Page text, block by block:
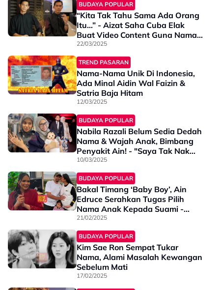
BUDAYA POPULAR
“Kita Tak Tahu Sama Ada Orang
Itu…” - Aizat Saha Cuba Elak
Buat Video Content Guna Nama
Selebriti, Hanya Mahu Fokus Hasil
Video Manfaat
22/03/2025
TREND PASARAN
Nama-Nama Unik Di Indonesia,
Ada Minal Aidin Wal Faizin &
Satria Baja Hitam
12/03/2025
BUDAYA POPULAR
Nabila Razali Belum Sedia Dedah
Nama & Wajah Anak, Bimbang
Penyakit Ain! - "Saya Tak Nak
Ambil Risiko"
10/03/2025
BUDAYA POPULAR
Bakal Timang ‘Baby Boy’, Ain
Edruce Serahkan Tugas Pilih
Nama Anak Kepada Suami -
“Saya Rasa Dia Teringin Nak…”
21/02/2025
BUDAYA POPULAR
Kim Sae Ron Sempat Tukar
Nama, Alami Masalah Kewangan
Sebelum Mati
17/02/2025